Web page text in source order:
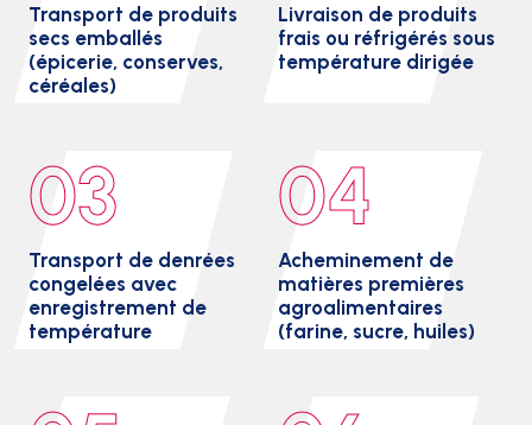
Transport de produits
secs emballés
(épicerie, conserves,
céréales)
Livraison de produits
frais ou réfrigérés sous
température dirigée
03
Transport de denrées
congelées avec
enregistrement de
température
04
Acheminement de
matières premières
agroalimentaires
(farine, sucre, huiles)